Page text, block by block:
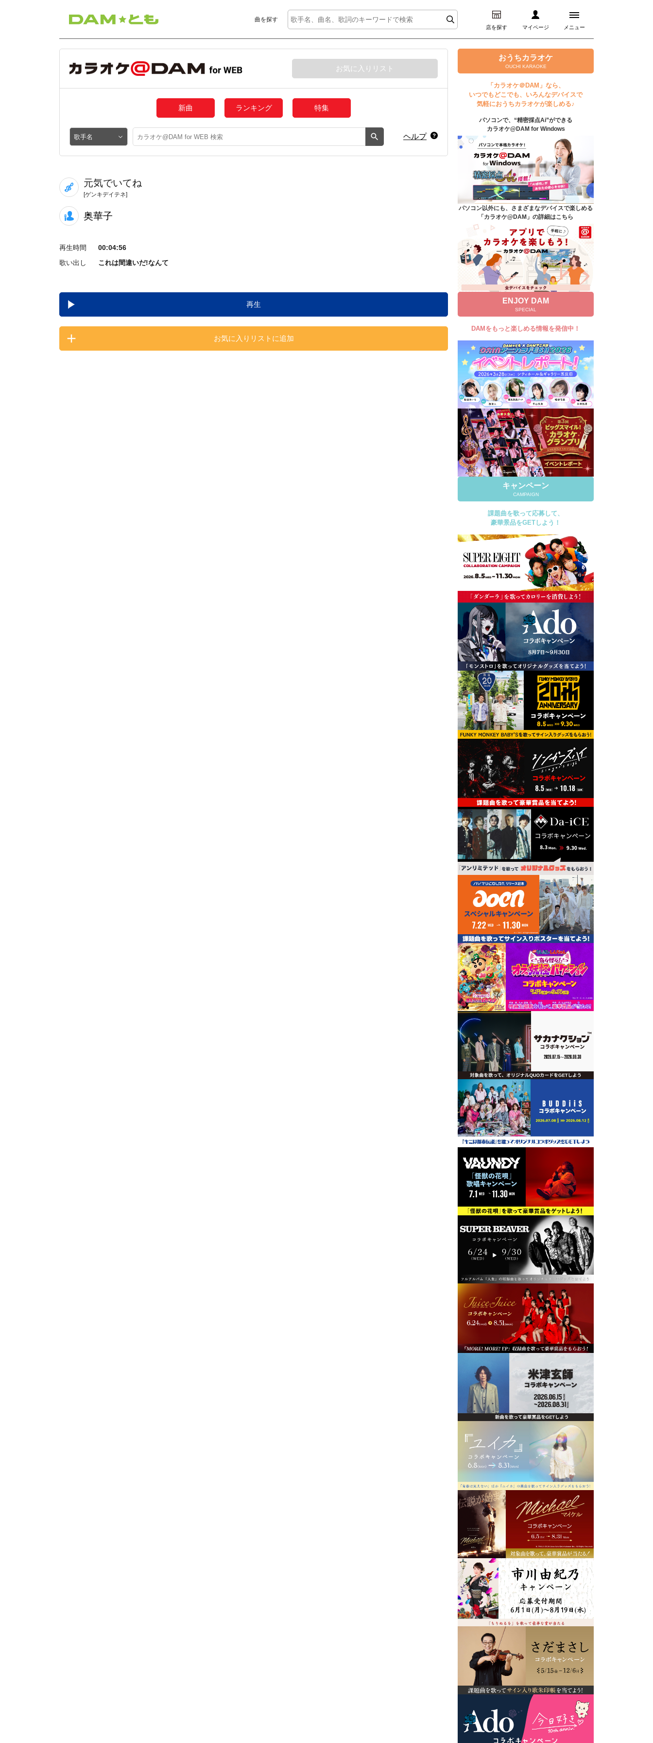
曲を探す
店を探す マイページ メニュー
ログイン
マイページ
プレミアムサービス
DAM★とも動画
DAM★とも録音
カラオケ＠DAM
ユーザー検索
キャンペーン
よくあるご質問
DAMの新曲・ランキングなど
カラオケ最新情報をチェック！
自宅でカラオケ歌い放題！
家族や友達と一緒に！練習にも！
お気に入りリスト
新曲 ランキング 特集
ヘルプ
元気でいてね
[ゲンキデイテネ]
奥華子
再生時間
00:04:56
歌い出し
これは間違いだ!なんて
再生
お気に入りリストに追加
おうちカラオケ
OUCHI KARAOKE
「カラオケ＠DAM」なら、
いつでもどこでも、いろんなデバイスで
気軽におうちカラオケが楽しめる♪
パソコンで、“精密採点Ai”ができる
カラオケ@DAM for Windows
パソコン以外にも、さまざまなデバイスで楽しめる
「カラオケ@DAM」の詳細はこちら
ENJOY DAM
SPECIAL
DAMをもっと楽しめる情報を発信中！
キャンペーン
CAMPAIGN
課題曲を歌って応募して、
豪華景品をGETしよう！